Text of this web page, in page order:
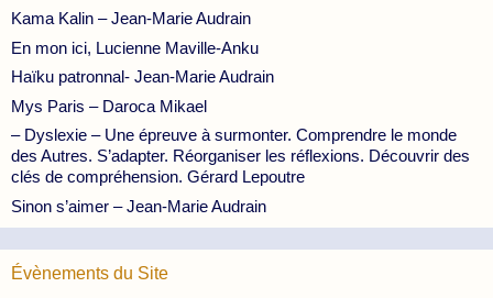
Kama Kalin – Jean-Marie Audrain
En mon ici, Lucienne Maville-Anku
Haïku patronnal- Jean-Marie Audrain
Mys Paris – Daroca Mikael
– Dyslexie – Une épreuve à surmonter. Comprendre le monde
des Autres. S’adapter. Réorganiser les réflexions. Découvrir des
clés de compréhension. Gérard Lepoutre
Sinon s’aimer – Jean-Marie Audrain
Évènements du Site